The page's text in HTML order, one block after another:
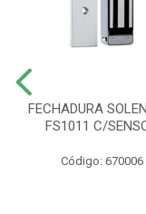
FECHADURA
FS1011 C/
Código: 670006